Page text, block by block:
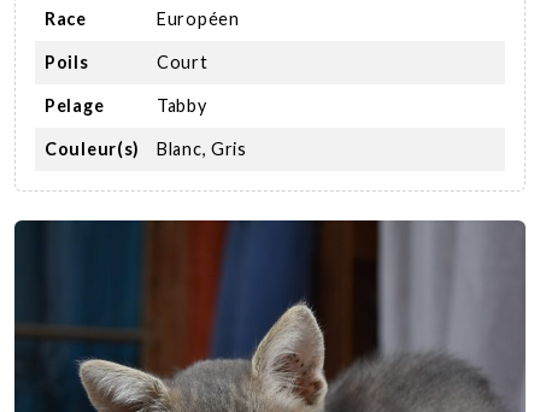
Race Européen
Poils Court
Pelage Tabby
Couleur(s) Blanc, Gris